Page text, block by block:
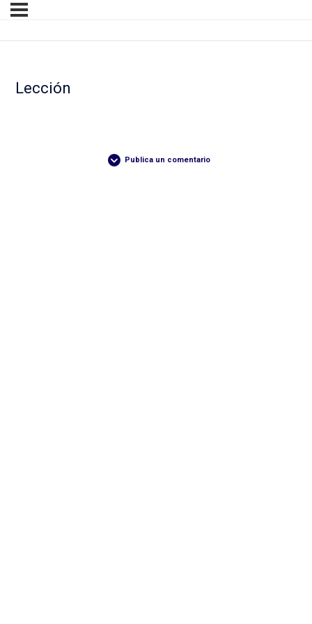
Lección
Publica un comentario